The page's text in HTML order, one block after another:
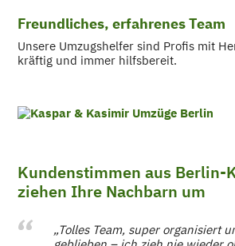
Freundliches, erfahrenes Team
Unsere Umzugshelfer sind Profis mit
kräftig und immer hilfsbereit.
Kundenstimmen aus Berlin-
ziehen Ihre Nachbarn um
„Tolles Team, super organisiert